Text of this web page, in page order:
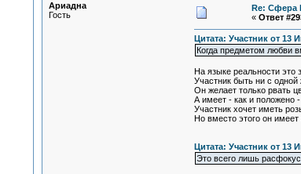
Ариадна
Гость
Re: Сфера
« Ответ
Цитата: Участник от 13
Когда предметом любви
На языке реальности это
Участник быть ни с
Он желает только рвать
А имеет - как и положено -
Участник хочет иметь
Но вместо этого он имеет
Цитата: Участник от 13
Это всего лишь